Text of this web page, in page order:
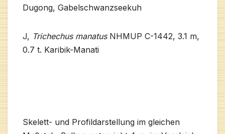
Dugong, Gabelschwanzseekuh
J, Trichechus manatusNHMUP C-1442, 3.1 m,
0.7 t. Karibik-Manati
Skelett- und Profildarstellung im gleichen